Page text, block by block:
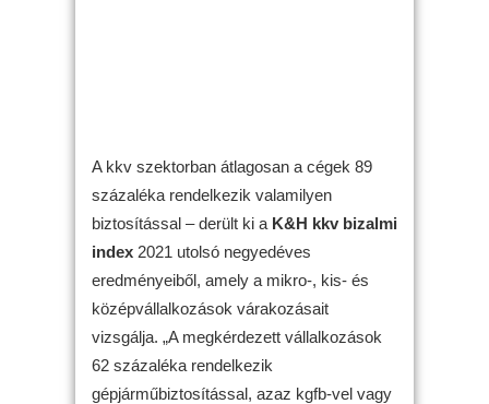
A kkv szektorban átlagosan a cégek 89
százaléka rendelkezik valamilyen
biztosítással – derült ki a K&H kkv bizalmi
index 2021 utolsó negyedéves
eredményeiből, amely a mikro-, kis- és
középvállalkozások várakozásait
vizsgálja. „A megkérdezett vállalkozások
62 százaléka rendelkezik
gépjárműbiztosítással, azaz kgfb-vel vagy